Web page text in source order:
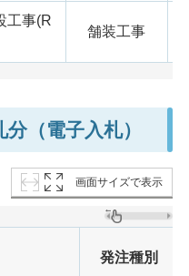
工事(R
舗装工事
（電子入札）
画面サイズで表示
発注種別